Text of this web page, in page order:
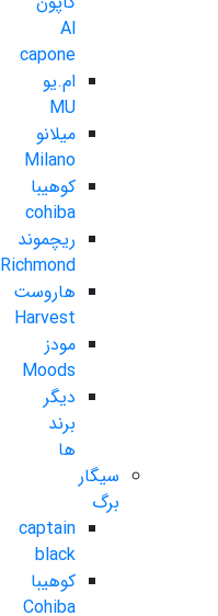
Al
capone
ام.یو
MU
میلانو
Milano
کوهیبا
cohiba
ریچموند
Richmond
هاروست
Harvest
مودز
Moods
دیگر
برند
ها
سیگار
برگ
captain
black
کوهیبا
Cohiba